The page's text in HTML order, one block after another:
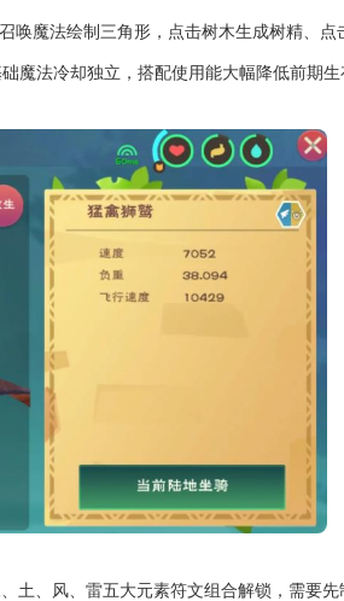
魔法绘制三角形，点击树木生成树精、
魔法冷却独立，搭配使用能大幅降低前期生
、风、雷五大元素符文组合解锁，需要